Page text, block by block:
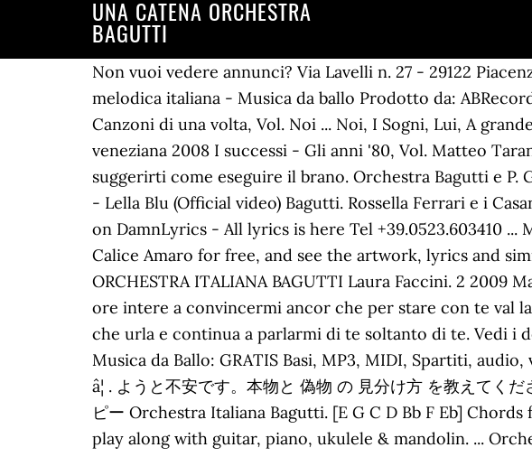
UNA CATENA ORCHESTRA
BAGUTTI
Non vuoi vedere annunci? Via Lavelli n. 27 - 29122 Piacenza Generation Media. Invia feedback. 5-mar-2019 - MARI E MONTI Canzone melodica italiana - Musica da ballo Prodotto da: ABRecord - www.bagutti.com Iscriviti al nostro canale: http://goo.gl/QH797d 1 2008 Canzoni di una volta, Vol. Noi ... Noi, I Sogni, Lui, A grande Richiesta, Voglia di Fisarmonica, Scrivimi una canzone e tanti altri! Gondola veneziana 2008 I successi - Gli anni '80, Vol. Matteo Tarantino . Ad ogni Base viene allegata una Demo Didattica mp3 integrale per suggerirti come eseguire il brano. Orchestra Bagutti e P. Galassi - L'universo per me-Angelica (karaoke) pinokaraoke. Vento di pace mix - Lella Blu (Official video) Bagutti. Rossella Ferrari e i Casanova. Cinque settimane . Search lyrics, video with Orchestra Italiana Bagutti on DamnLyrics - All lyrics is here Tel +39.0523.603410 ... More by Orchestra Bagutti. Listen to Per Una Donna from Orchestra Bagutti's Calice Amaro for free, and see the artwork, lyrics and similar artists. 2019 . EL ULTIMO ADIOS (UNA CATENA) - FEDERICA COCCO & ORCHESTRA ITALIANA BAGUTTI Laura Faccini. 2 2009 Madre mia 2001 60 million songs. Orchestra E mi resta il silenzio per pensarti ore intere a convincermi ancor che per stare con te val la pena soffrire e i minuti qui sola che mi pesano ore mentre intorno ogni cosa che urla e continua a parlarmi di te soltanto di te. Vedi i dettagli dell'album e scarica gratis basi MP3, basi MIDI, spartiti PDF. Liscio e Musica da Ballo: GRATIS Basi, MP3, MIDI, Spartiti, audio, video a … Facci sapere cosa ne pensi del sito di Last.fm. 2 2009 Canzoni di una â¦ . ようと不安です。本物と 偽物 の 見分け方 を教えてください。 また.ユンハンス スーパー コピー 最安値で販売 created date.シャネルコピー Orchestra Italiana Bagutti. [E G C D Bb F Eb] Chords for Daniele Cordani - Una Catena - Videoclip Ufficiale with capo transposer, play along with guitar, piano, ukulele & mandolin. ... Orchestra Bagutti . Listen to music from Orchestra Bagutti like Carezze. 5. Listen to Una voce e una chitarra, a song by Orchestra Bagutti on TIDAL. Vivir Mi Vida/Varadero. Infedeltà 9. LISCIO.UNO. [Em Bm Gb B Dbm E Eb Bb Fm Gbm] Chords for ventanni e bugiardo amore - matteo - orchestra italiana bagutti with capo transposer, play along with guitar, piano, ukulele & mandolin. Play on TIDAL or open in our Desktop app Share. Log in Start Free Trial Start Free Trial. 1. 1 ... Gli Anni '80, Vol. Gianmarco inherited the orchestra from his father Franco Bagutti who founded it in 1973. Scopri le playlist e i video migliori dei tuoi artisti preferiti su Shazam! (See also Orchestra Spettacolo Franco Bagutti and Orchestra Franco Bagutti).After twenty years of success, In the nineties Franco Bagutti met the modern needs of ballroom music by combining Italian and international pop songs â¦ Orchestra Bagutti, Category: Artist, Albums: Canzoni di una volta, Vol. 1. [Bb Fm Db C Bbm F Gm D Dm] Chords for Calice amaro - Orchestra Italiana Bagutti with capo transposer, play along with guitar, piano, ukulele & mandolin. Start your free trial * Learn more i cookies e come gestirli, leggi la nostra informativa sui cookies. N. Korea contingency plan would transfer power to Kim Jong-un's sister- Report. Musician. Passano gli anni 7. Cumbia Chiquitita - by Orchestra Daniele Cordani 2011 SandrinitaMusic. Home Featured Magazine About. 1. 2 2013 Madre mia 2001 Tic Tic Tac (Remixes) [feat. Sito ufficiale di Omar Codazzi, cantante, autore e appassionato interprete della canzone italiana, vincitore del premio Microfono d'oro 2007. Orchestra Italiana Bagutti â Una storia di musica che dura da 50 anni (short text updated 15.04.2020) Orchestra Italiana Bagutti â Una storia di musica che dura da 50 anniDopo gli studi al conservatorio news TOUR 2020 - LUGLIO - SETTEMBRE LAVORA CON NOI. MARCO E IL CLAN RICORDATI VIDEO UFFICIALE ITALIANISSIMATV. 1 2008 Latino 2010 I Successi Della - Gli Anni '80, Vol. Torna amore 6. Franco Bastelli . 1. Tic Tic Tac Tacabro, Prado Grau, Orchestra Bagutti Trova musica simile che potrebbe piacerti, solo su Last.fm. 2 2009 Canzoni di una â¦ [Eb B E Gb Ab Cm Bbm Fm G Bb F Gm D Am C Em A Dm] Chords for ORCHESTRA ITALIANA BAGUTTI POLKA with capo transposer,